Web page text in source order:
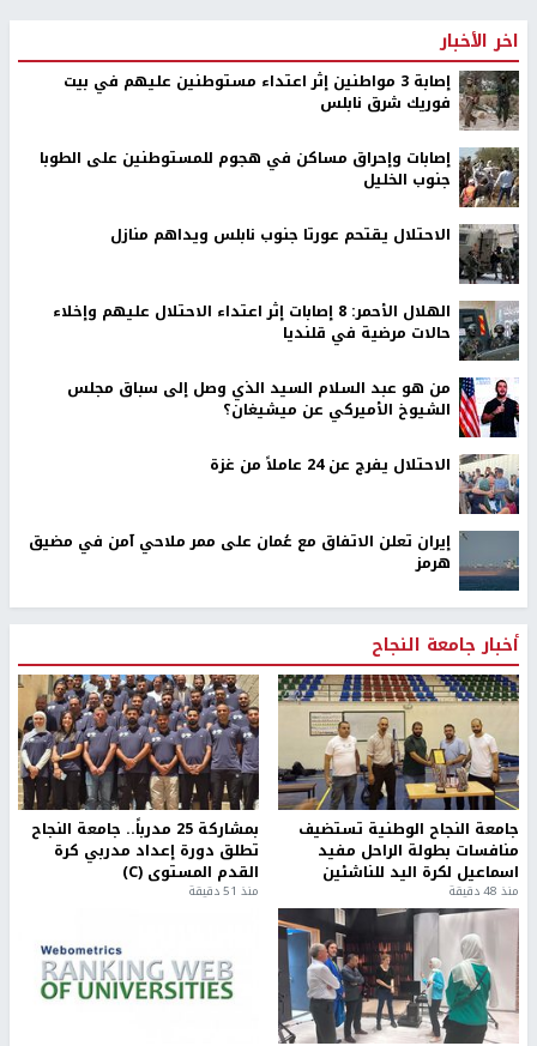
اخر الأخبار
إصابة 3 مواطنين إثر اعتداء مستوطنين عليهم في بيت
فوريك شرق نابلس
إصابات وإحراق مساكن في هجوم للمستوطنين على الطوبا
جنوب الخليل
الاحتلال يقتحم عورتا جنوب نابلس ويداهم منازل
الهلال الأحمر: 8 إصابات إثر اعتداء الاحتلال عليهم وإخلاء
حالات مرضية في قلنديا
من هو عبد السلام السيد الذي وصل إلى سباق مجلس
الشيوخ الأميركي عن ميشيغان؟
الاحتلال يفرج عن 24 عاملاً من غزة
إيران تعلن الاتفاق مع عُمان على ممر ملاحي آمن في مضيق
هرمز
أخبار جامعة النجاح
جامعة النجاح الوطنية تستضيف
منافسات بطولة الراحل مفيد
اسماعيل لكرة اليد للناشئين
منذ 48 دقيقة
بمشاركة 25 مدرباً.. جامعة النجاح
تطلق دورة إعداد مدربي كرة
القدم المستوى (C)
منذ 51 دقيقة